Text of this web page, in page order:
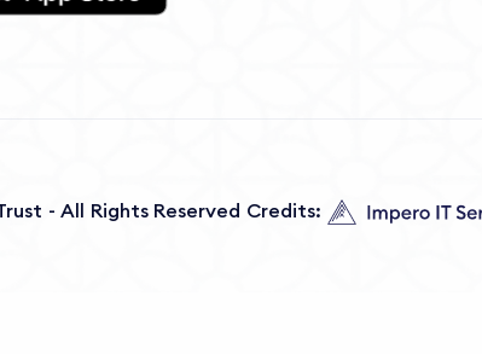
- All Rights Reserved Credits: